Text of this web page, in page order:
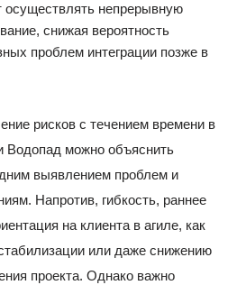
осуществлять непрерывную
снижая вероятность
проблем интеграции позже в
рисков с течением времени в
Водопад можно объяснить
выявлением проблем и
Напротив, гибкость, раннее
на клиента в агиле, как
или даже снижению
проекта. Однако важно